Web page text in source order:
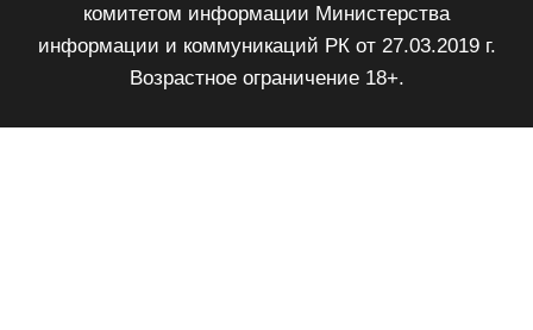
комитетом информации Министерства
информации и коммуникаций РК от 27.03.2019 г.
Возрастное ограничение 18+.